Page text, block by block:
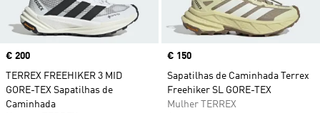
Price
€ 200
TERREX FREEHIKER 3 MID
GORE-TEX Sapatilhas de
Caminhada
Price
€ 150
Sapatilhas de Caminhada Terrex
Freehiker SL GORE-TEX
Mulher TERREX